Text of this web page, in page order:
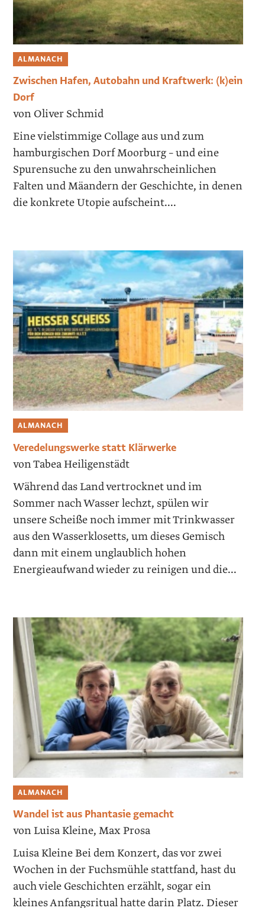
ALMANACH
Zwischen Hafen, Autobahn und Kraftwerk: (k)ein
Dorf
von Oliver Schmid
Eine vielstimmige Collage aus und zum
hamburgischen Dorf Moorburg – und eine
Spurensuche zu den unwahrscheinlichen
Falten und Mäandern der Geschichte, in denen
die konkrete Utopie aufscheint....
ALMANACH
Veredelungswerke statt Klärwerke
von Tabea Heiligenstädt
Während das Land vertrocknet und im
Sommer nach Wasser lechzt, spülen wir
unsere Scheiße noch immer mit Trinkwasser
aus den Wasserklosetts, um dieses Gemisch
dann mit einem unglaublich hohen
Energieaufwand wieder zu reinigen und die...
ALMANACH
Wandel ist aus Phantasie gemacht
von Luisa Kleine, Max Prosa
Luisa Kleine Bei dem Konzert, das vor zwei
Wochen in der Fuchsmühle stattfand, hast du
auch viele Geschichten erzählt, sogar ein
kleines Anfangsritual hatte darin Platz. Dieser